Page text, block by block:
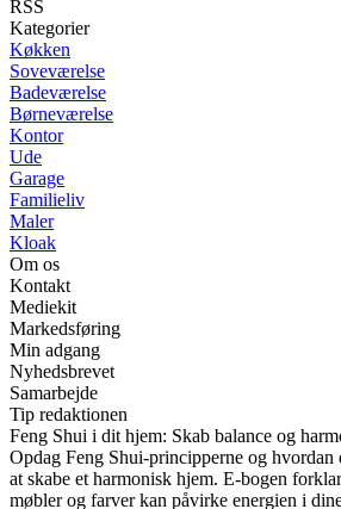
RSS
Kategorier
Køkken
Soveværelse
Badeværelse
Børneværelse
Kontor
Ude
Garage
Familieliv
Maler
Kloak
Om os
Kontakt
Mediekit
Markedsføring
Min adgang
Nyhedsbrevet
Samarbejde
Tip redaktionen
Feng Shui i dit hjem: Skab balance og
Opdag Feng Shui-principperne og hvordan
at skabe et harmonisk hjem. E-bogen
møbler og farver kan påvirke energien i